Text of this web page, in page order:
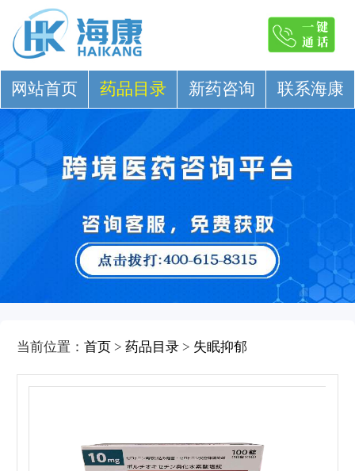
网站首页 药品目录 新药咨询 联系海康
当前位置： 首页 > 药品目录 > 失眠抑郁